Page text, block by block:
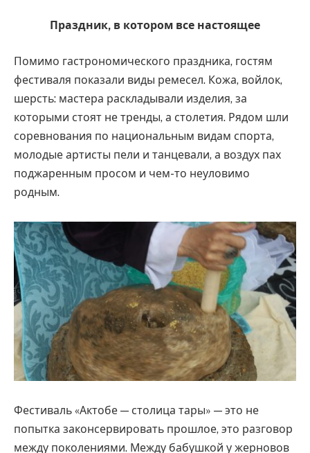
Праздник, в котором все настоящее
Помимо гастрономического праздника, гостям
фестиваля показали виды ремесел. Кожа, войлок,
шерсть: мастера раскладывали изделия, за
которыми стоят не тренды, а столетия. Рядом шли
соревнования по национальным видам спорта,
молодые артисты пели и танцевали, а воздух пах
поджаренным просом и чем-то неуловимо
родным.
Фестиваль «Актобе — столица тары» — это не
попытка законсервировать прошлое, это разговор
между поколениями. Между бабушкой у жерновов